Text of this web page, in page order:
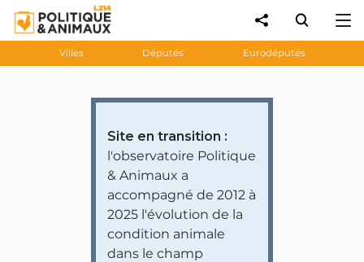
Villes Députés Eurodéputés
Site en transition :
l'observatoire Politique
& Animaux a
accompagné de 2012 à
2025 l'évolution de la
condition animale
dans le champ